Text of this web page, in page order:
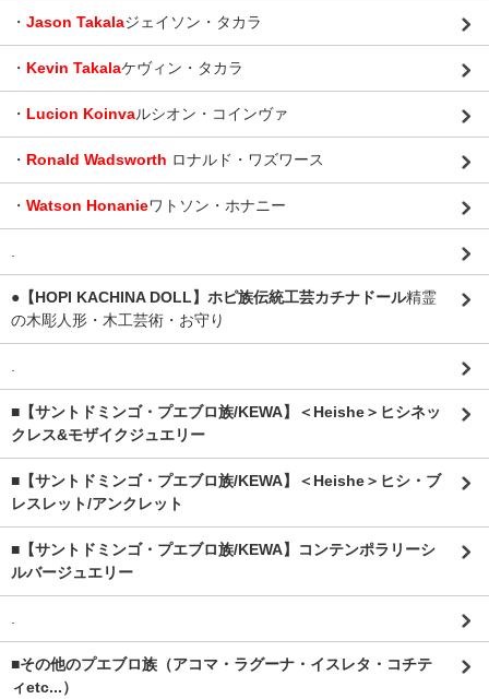
・ Jason Takalaジェイソン・タカラ
・ Kevin Takalaケヴィン・タカラ
・ Lucion Koinvaルシオン・コインヴァ
・ Ronald Wadsworth ロナルド・ワズワース
・ Watson Honanieワトソン・ホナニー
.
●【HOPI KACHINA DOLL】ホピ族伝統工芸カチナドール精霊
の木彫人形・木工芸術・お守り
.
■【サントドミンゴ・プエブロ族/KEWA】＜Heishe＞ヒシネッ
クレス&モザイクジュエリー
■【サントドミンゴ・プエブロ族/KEWA】＜Heishe＞ヒシ・ブ
レスレット/アンクレット
■【サントドミンゴ・プエブロ族/KEWA】コンテンポラリーシ
ルバージュエリー
.
■その他のプエブロ族（アコマ・ラグーナ・イスレタ・コチテ
ィetc...）